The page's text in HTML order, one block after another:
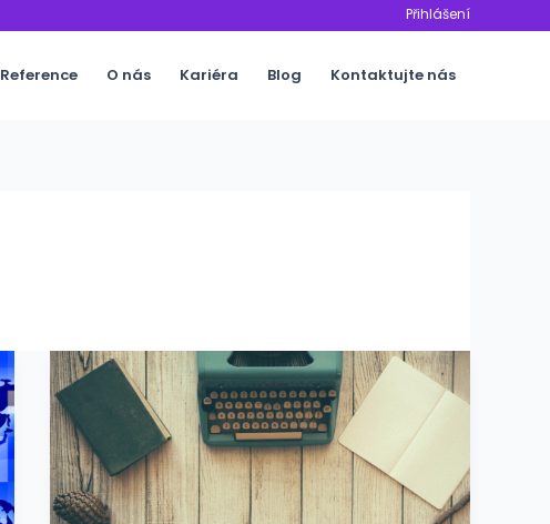
Přihlášení
Reference O nás Kariéra Blog Kontaktujte nás